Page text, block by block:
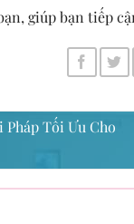
giúp bạn tiếp
Pháp Tối Ưu Cho